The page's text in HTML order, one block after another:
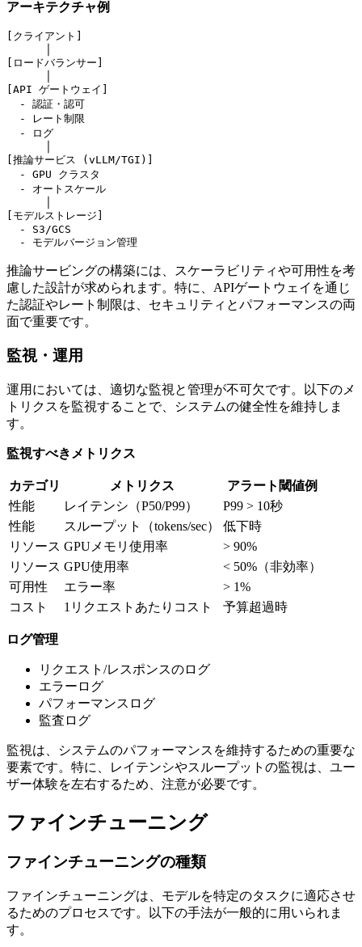
アーキテクチャ例
[クライアント]
[ロードバランサー]
[API ゲートウェイ]
  - 認証・認可
  - レート制限
  - ログ
[推論サービス (vLLM/TGI)]
  - GPU クラスタ
  - オートスケール
[モデルストレージ]
  - S3/GCS
推論サービングの構築には、スケーラビリティや可用性を考
慮した設計が求められます。特に、APIゲートウェイを通じ
た認証やレート制限は、セキュリティとパフォーマンスの両
面で重要です。
監視・運用
運用においては、適切な監視と管理が不可欠です。以下のメ
トリクスを監視することで、システムの健全性を維持しま
す。
監視すべきメトリクス
カテゴリ メトリクス
アラート閾値例
性能
レイテンシ（P50/P99）
P99 > 10秒
性能
スループット（tokens/sec）
低下時
リソース GPUメモリ使用率
> 90%
リソース GPU使用率
< 50%（非効率）
可用性
エラー率
> 1%
コスト
1リクエストあたりコスト 予算超過時
ログ管理
リクエスト/レスポンスのログ
エラーログ
パフォーマンスログ
監査ログ
監視は、システムのパフォーマンスを維持するための重要な
要素です。特に、レイテンシやスループットの監視は、ユー
ザー体験を左右するため、注意が必要です。
ファインチューニング
ファインチューニングの種類
ファインチューニングは、モデルを特定のタスクに適応させ
るためのプロセスです。以下の手法が一般的に用いられま
す。